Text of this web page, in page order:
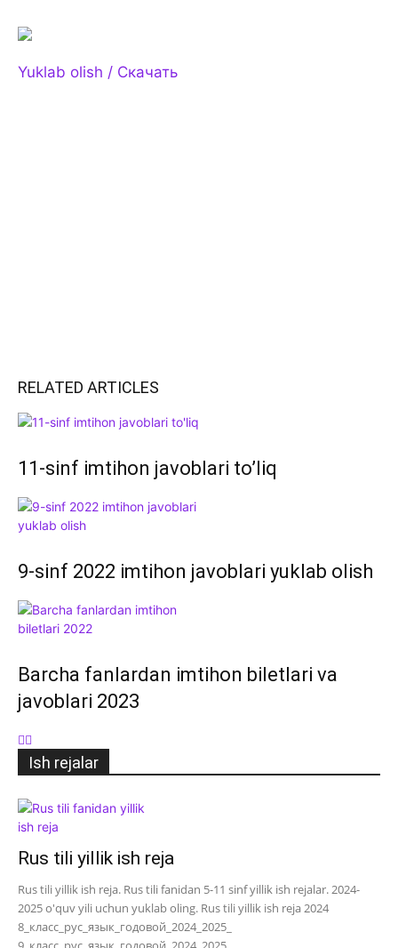
Yuklab olish / Скачать
RELATED ARTICLES
11-sinf imtihon javoblari to’liq
9-sinf 2022 imtihon javoblari yuklab olish
Barcha fanlardan imtihon biletlari va
javoblari 2023
Ish rejalar
Rus tili yillik ish reja
Rus tili yillik ish reja. Rus tili fanidan 5-11 sinf yillik ish rejalar. 2024-
2025 o'quv yili uchun yuklab oling. Rus tili yillik ish reja 2024
8_класс_рус_язык_годовой_2024_2025_